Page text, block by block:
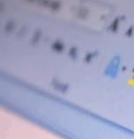
Documentos
Profissionais
no
Guia
Prático